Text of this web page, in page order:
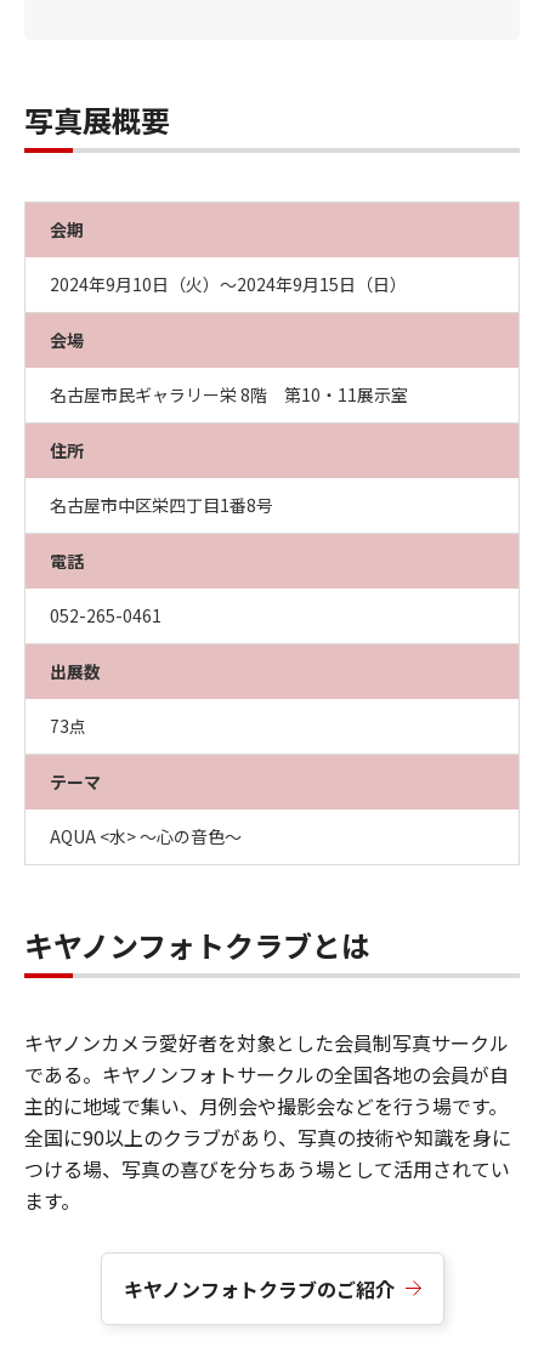
写真展概要
会期
2024年9月10日（火）～2024年9月15日（日）
会場
名古屋市民ギャラリー栄 8階 第10・11展示室
住所
名古屋市中区栄四丁目1番8号
電話
052-265-0461
出展数
73点
テーマ
AQUA <水> ～心の音色～
キヤノンフォトクラブとは
キヤノンカメラ愛好者を対象とした会員制写真サークル
である。キヤノンフォトサークルの全国各地の会員が自
主的に地域で集い、月例会や撮影会などを行う場です。
全国に90以上のクラブがあり、写真の技術や知識を身に
つける場、写真の喜びを分ちあう場として活用されてい
ます。
キヤノンフォトクラブのご紹介